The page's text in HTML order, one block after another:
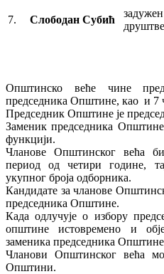
7. Слободан Субић
Општинско веће чине
председника Општине, као и 7
Председник Општине је
Заменик председника
функцији.
Чланове Општинског већа
период од четири године,
укупног броја одборника.
Кандидате за чланове
председника Општине.
Када одлучује о избору
општине истовремено и
заменика председника
Чланови Општинског већа
Општини.